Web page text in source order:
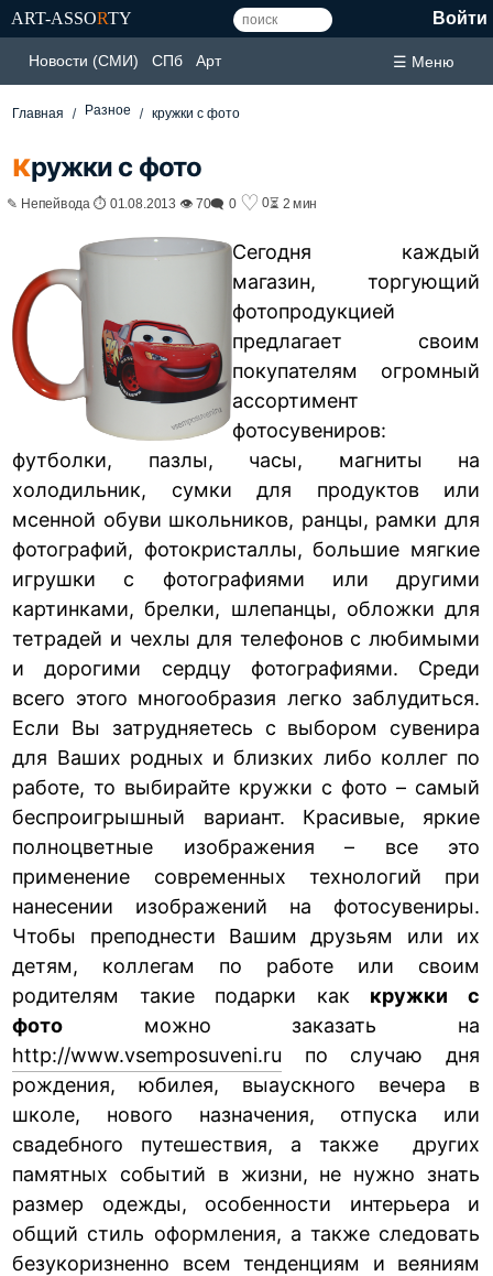
ART-ASSORTY Войти
Новости (СМИ) СПб Арт ☰ Меню
Главная Разное кружки с фото
кружки с фото
✎ Непейвода ⏱ 01.08.2013 👁 70🗨 0 ♡ 0⏳ 2 мин
Сегодня каждый
магазин, торгующий
фотопродукцией
предлагает своим
покупателям огромный
ассортимент
фотосувениров:
футболки, пазлы, часы, магниты на
холодильник, сумки для продуктов или
мсенной обуви школьников, ранцы, рамки для
фотографий, фотокристаллы, большие мягкие
игрушки с фотографиями или другими
картинками, брелки, шлепанцы, обложки для
тетрадей и чехлы для телефонов с любимыми
и дорогими сердцу фотографиями. Среди
всего этого многообразия легко заблудиться.
Если Вы затрудняетесь с выбором сувенира
для Ваших родных и близких либо коллег по
работе, то выбирайте кружки с фото – самый
беспроигрышный вариант. Красивые, яркие
полноцветные изображения – все это
применение современных технологий при
нанесении изображений на фотосувениры.
Чтобы преподнести Вашим друзьям или их
детям, коллегам по работе или своим
родителям такие подарки как кружки с
фото можно заказать на
http://www.vsemposuveni.ru по случаю дня
рождения, юбилея, выаускного вечера в
школе, нового назначения, отпуска или
свадебного путешествия, а также других
памятных событий в жизни, не нужно знать
размер одежды, особенности интерьера и
общий стиль оформления, а также следовать
безукоризненно всем тенденциям и веяниям